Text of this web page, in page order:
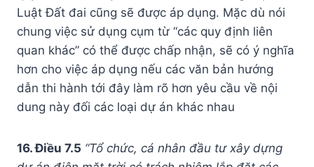
Luật Đất đai cũng sẽ được áp dụng. Mặc dù nói
chung việc sử dụng cụm từ “các quy định liên
quan khác” có thể được chấp nhận, sẽ có ý nghĩa
hơn cho việc áp dụng nếu các văn bản hướng
dẫn thi hành tới đây làm rõ hơn yêu cầu về nội
dung này đối các loại dự án khác nhau
16. Điều 7.5 “Tổ chức, cá nhân đầu tư xây dựng